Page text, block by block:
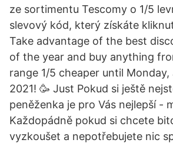
ze sortimentu Tescomy o 1/5
slevový kód, který získáte
Take advantage of the best
of the year and buy anything
range 1/5 cheaper until Monday,
2021! 🥳 Just Pokud si ještě
peněženka je pro Vás nejlepší -
Každopádně pokud si chcete
vyzkoušet a nepotřebujete nic